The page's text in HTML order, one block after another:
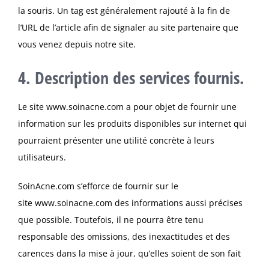
la souris. Un tag est généralement rajouté à la fin de
l’URL de l’article afin de signaler au site partenaire que
vous venez depuis notre site.
4. Description des services fournis.
Le site www.soinacne.com a pour objet de fournir une
information sur les produits disponibles sur internet qui
pourraient présenter une utilité concrète à leurs
utilisateurs.
SoinAcne.com s’efforce de fournir sur le
site www.soinacne.com des informations aussi précises
que possible. Toutefois, il ne pourra être tenu
responsable des omissions, des inexactitudes et des
carences dans la mise à jour, qu’elles soient de son fait